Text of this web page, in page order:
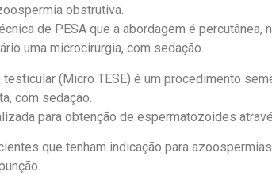
obstrutiva.
de PESA que a abordagem é percutânea,
uma microcirurgia, com sedação.
(Micro TESE) é um procedimento
com sedação.
para obtenção de espermatozoides
que tenham indicação para